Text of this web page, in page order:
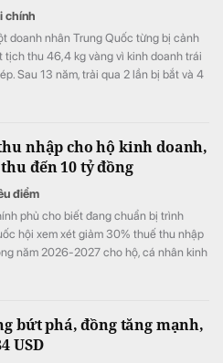
chính
doanh nhân Trung Quốc từng bị cảnh
tịch thu 46,4 kg vàng vì kinh doanh trái
Sau 13 năm, trải qua 2 lần bị bắt và 4
nhập cho hộ kinh doanh,
đến 10 tỷ đồng
điểm
phủ cho biết đang chuẩn bị trình
hội xem xét giảm 30% thuế thu nhập
năm 2026-2027 cho hộ, cá nhân kinh
bứt phá, đồng tăng mạnh,
USD